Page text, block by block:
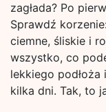
zagłada? Po
Sprawdź
ciemne, śliskie i
wszystko, co
lekkiego
kilka dni. Tak, to